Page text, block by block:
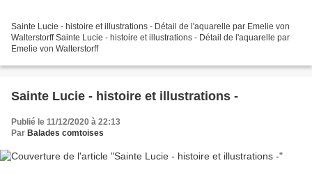
Sainte Lucie - histoire et illustrations - Détail de l'aquarelle par Emelie von
Walterstorff Sainte Lucie - histoire et illustrations - Détail de l'aquarelle par
Emelie von Walterstorff
Sainte Lucie - histoire et illustrations -
Publié le 11/12/2020 à 22:13
Par Balades comtoises